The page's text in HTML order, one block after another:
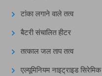
टांका लगाने वाले तत्व
बैटरी संचालित हीटर
तत्काल जल ताप तत्व
एल्यूमिनियम नाइट्राइड सिरेमिक